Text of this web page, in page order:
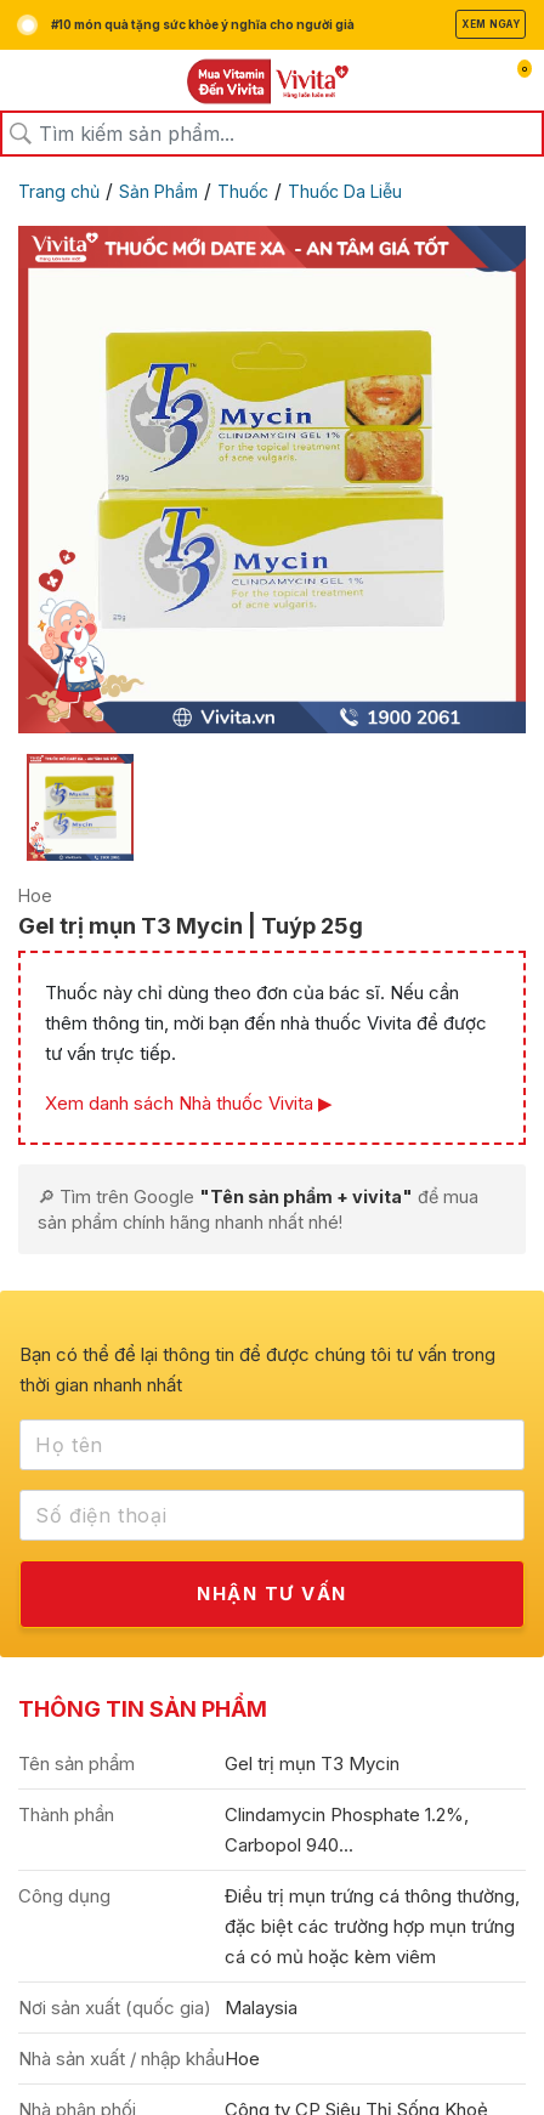
#10 món quà tặng sức khỏe ý nghĩa cho người già XEM NGAY
0
Trang chủ / Sản Phẩm / Thuốc / Thuốc Da Liễu
Hoe
Gel trị mụn T3 Mycin | Tuýp 25g
Thuốc này chỉ dùng theo đơn của bác sĩ. Nếu cần
thêm thông tin, mời bạn đến nhà thuốc Vivita để được
tư vấn trực tiếp.
Xem danh sách Nhà thuốc Vivita ▶
🔎 Tìm trên Google "Tên sản phẩm + vivita" để mua
sản phẩm chính hãng nhanh nhất nhé!
Bạn có thể để lại thông tin để được chúng tôi tư vấn trong
thời gian nhanh nhất
THÔNG TIN SẢN PHẨM
Tên sản phẩm Gel trị mụn T3 Mycin
Thành phần
Clindamycin Phosphate 1.2%,
Carbopol 940...
Công dụng
Điều trị mụn trứng cá thông thường,
đặc biệt các trường hợp mụn trứng
cá có mủ hoặc kèm viêm
Nơi sản xuất (quốc gia) Malaysia
Nhà sản xuất / nhập khẩuHoe
Nhà phân phối Công ty CP Siêu Thị Sống Khoẻ